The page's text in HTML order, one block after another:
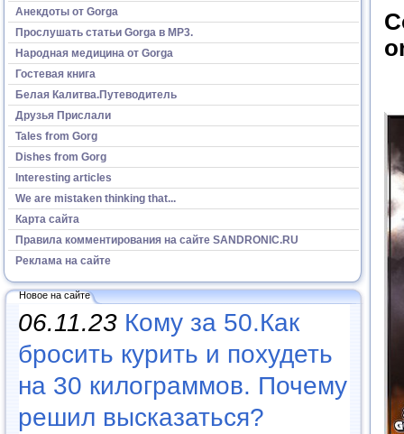
Анекдоты от Gorga
Прослушать статьи Gorga в МР3.
Народная медицина от Gorga
Гостевая книга
Белая Калитва.Путеводитель
Друзья Прислали
Tales from Gorg
Dishes from Gorg
Interesting articles
We are mistaken thinking that...
Карта сайта
Правила комментирования на сайте SANDRONIC.RU
Реклама на сайте
Новое на сайте
06.11.23 Кому за 50.Как
бросить курить и похудеть
на 30 килограммов. Почему
решил высказаться?